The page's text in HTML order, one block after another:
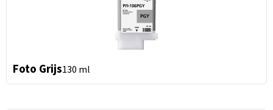
Foto Grijs130 ml